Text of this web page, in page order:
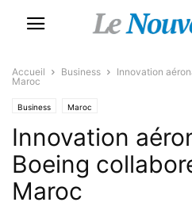
Accueil Business
Innovation
Maroc
Business Maroc
Innovation
Boeing
Maroc